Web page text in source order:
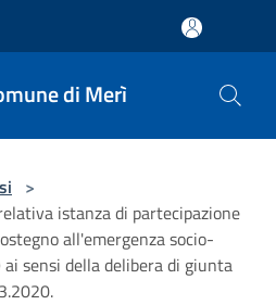
di Merì
>
istanza di partecipazione
all'emergenza socio-
sensi della delibera di giunta